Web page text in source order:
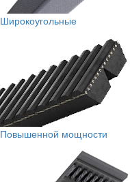
Широкоугольные
Повышенной мощности